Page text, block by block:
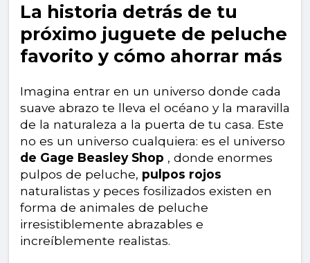
La historia detrás de tu
próximo juguete de peluche
favorito y cómo ahorrar más
Imagina entrar en un universo donde cada
suave abrazo te lleva el océano y la maravilla
de la naturaleza a la puerta de tu casa. Este
no es un universo cualquiera: es el universo
de Gage Beasley Shop , donde enormes
pulpos de peluche, pulpos rojos
naturalistas y peces fosilizados existen en
forma de animales de peluche
irresistiblemente abrazables e
increíblemente realistas.